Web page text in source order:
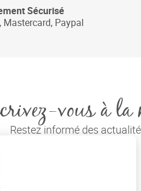
Sécurisé
Mastercard, Paypal
vous à la
Restez informé des